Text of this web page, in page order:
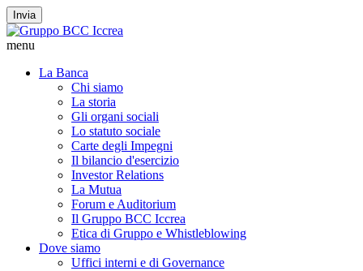
Invia
menu
La Banca
Chi siamo
La storia
Gli organi sociali
Lo statuto sociale
Carte degli Impegni
Il bilancio d'esercizio
Investor Relations
La Mutua
Forum e Auditorium
Il Gruppo BCC Iccrea
Etica di Gruppo e Whistleblowing
Dove siamo
Uffici interni e di Governance